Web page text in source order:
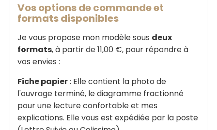
Vos options de commande et
formats disponibles
Je vous propose mon modèle sous deux
formats, à partir de 11,00 €, pour répondre à
vos envies :
Fiche papier: Elle contient la photo de
l'ouvrage terminé, le diagramme fractionné
pour une lecture confortable et mes
explications. Elle vous est expédiée par la poste